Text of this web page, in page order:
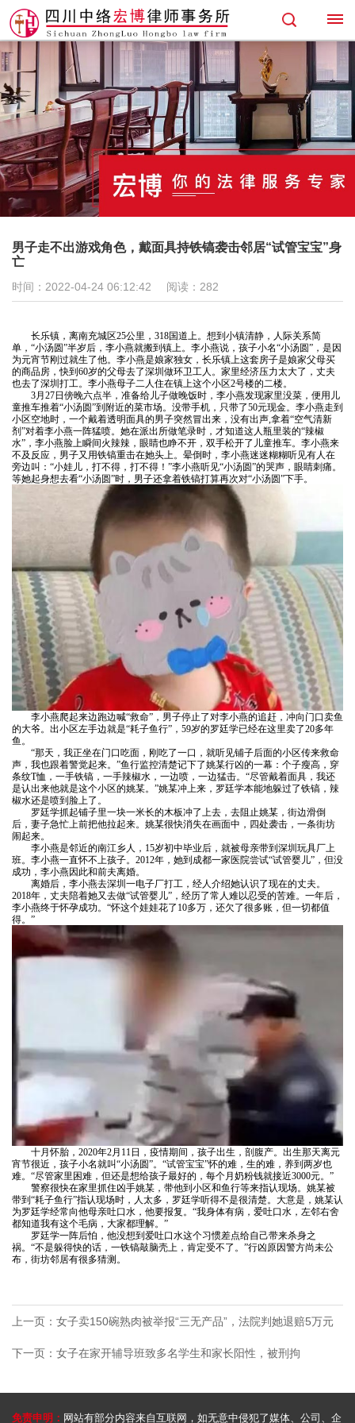
页
专
业
域
师
资
深
专
业
律
师
法
律
问
成
功
案
例
事
案
件
案
模
刑
案
件
债
务
纠
婚
姻
庭
纠
识
产
权
更
多
模
板
知
识
刑
事
案
债
务
纠
纷
合
同
纷
知
识
产
权
更
识
法
律
问
答
刑
事
案
纠
纷
姻
家
庭
合
同
纠
识
产
权
新
闻
我
们
律
所
简
介
风
联
我
男子走不出游戏角色，戴面具持铁镐袭击邻居“试管宝宝”身
亡
时间：2022-04-24 06:12:42 阅读： 282
长乐镇，离南充城区25公里，318国道上。想到小镇清静，人际关系简
单，“小汤圆”半岁后，李小燕就搬到镇上。李小燕说，孩子小名“小汤圆”，是因
为元宵节刚过就生了他。李小燕是娘家独女，长乐镇上这套房子是娘家父母买
的商品房，快到60岁的父母去了深圳做环卫工人。家里经济压力太大了，丈夫
也去了深圳打工。李小燕母子二人住在镇上这个小区2号楼的二楼。
3月27日傍晚六点半，准备给儿子做晚饭时，李小燕发现家里没菜，便用儿
童推车推着“小汤圆”到附近的菜市场。没带手机，只带了50元现金。李小燕走到
小区空地时，一个戴着透明面具的男子突然冒出来，没有出声,拿着“空气清新
剂”对着李小燕一阵猛喷。她在派出所做笔录时，才知道这人瓶里装的“辣椒
水”，李小燕脸上瞬间火辣辣，眼睛也睁不开，双手松开了儿童推车。李小燕来
不及反应，男子又用铁镐重击在她头上。晕倒时，李小燕迷迷糊糊听见有人在
旁边叫：“小娃儿，打不得，打不得！”李小燕听见“小汤圆”的哭声，眼睛刺痛。
等她起身想去看“小汤圆”时，男子还拿着铁镐打算再次对“小汤圆”下手。
李小燕爬起来边跑边喊“救命”，男子停止了对李小燕的追赶，冲向门口卖鱼
的大爷。出小区左手边就是“耗子鱼行”，59岁的罗廷学已经在这里卖了20多年
鱼。
“那天，我正坐在门口吃面，刚吃了一口，就听见铺子后面的小区传来救命
声，我也跟着警觉起来。”鱼行监控清楚记下了姚某行凶的一幕：个子瘦高，穿
条纹T恤，一手铁镐，一手辣椒水，一边喷，一边猛击。“尽管戴着面具，我还
是认出来他就是这个小区的姚某。”姚某冲上来，罗廷学本能地躲过了铁镐，辣
椒水还是喷到脸上了。
罗廷学抓起铺子里一块一米长的木板冲了上去，去阻止姚某，街边滑倒
后，妻子急忙上前把他拉起来。姚某很快消失在画面中，四处袭击，一条街坊
闹起来。
李小燕是邻近的南江乡人， 15岁初中毕业后，就被母亲带到深圳玩具厂上
班。李小燕一直怀不上孩子。2012年，她到成都一家医院尝试“试管婴儿”，但没
成功，李小燕因此和前夫离婚。
离婚后，李小燕去深圳一电子厂打工，经人介绍她认识了现在的丈夫。
2018年，丈夫陪着她又去做“试管婴儿”，经历了常人难以忍受的苦难。一年后，
李小燕终于怀孕成功。“怀这个娃娃花了10多万，还欠了很多账，但一切都值
得。”
十月怀胎， 2020年2月11日，疫情期间，孩子出生，剖腹产。出生那天离元
宵节很近，孩子小名就叫“小汤圆”。“试管宝宝”怀的难，生的难，养到两岁也
难。“尽管家里困难，但还是想给孩子最好的，每个月奶粉钱就接近3000元。”
警察很快在家里抓住凶手姚某，带他到小区和鱼行等来指认现场。姚某被
带到 “耗子鱼行”指认现场时，人太多，罗廷学听得不是很清楚。大意是，姚某认
为罗廷学经常向他母亲吐口水，他要报复。“我身体有病，爱吐口水，左邻右舍
都知道我有这个毛病，大家都理解。”
罗廷学一阵后怕，他没想到爱吐口水这个习惯差点给自己带来杀身之
祸。 “不是躲得快的话，一铁镐敲脑壳上，肯定受不了。”行凶原因警方尚未公
布，街坊邻居有很多猜测。
上一页：女子卖150碗熟肉被举报“三无产品”，法院判她退赔5万元
下一页：女子在家开辅导班致多名学生和家长阳性，被刑拘
免责申明： 网站有部分内容来自互联网，如无意中侵犯了媒体、公司、企